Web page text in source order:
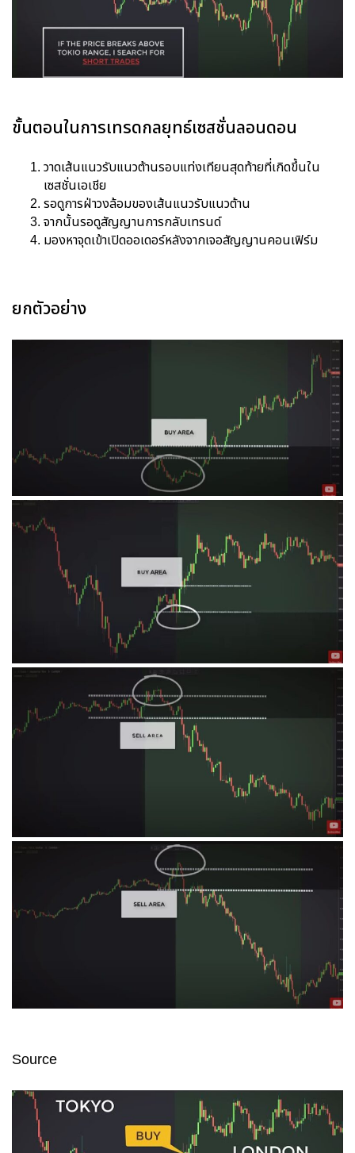
ขั้นตอนในการเทรดกลยุทธ์เซสชั่นลอนดอน
วาดเส้นแนวรับแนวต้านรอบแท่งเทียนสุดท้ายที่เกิดขึ้นใน
เซสชั่นเอเชีย
รอดูการฝ่าวงล้อมของเส้นแนวรับแนวต้าน
จากนั้นรอดูสัญญานการกลับเทรนด์
มองหาจุดเข้าเปิดออเดอร์หลังจากเจอสัญญานคอนเฟิร์ม
ยกตัวอย่าง
Source